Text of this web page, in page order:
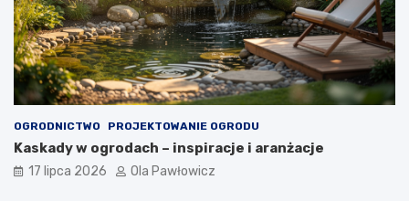
OGRODNICTWO PROJEKTOWANIE OGRODU
Kaskady w ogrodach – inspiracje i aranżacje
17 lipca 2026 Ola Pawłowicz